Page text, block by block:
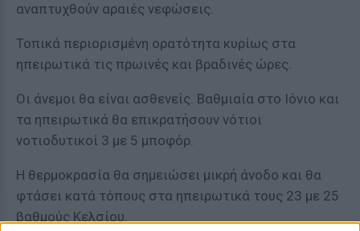
αναπτυχθούν αραιές νεφώσεις.
Τοπικά περιορισμένη ορατότητα κυρίως στα
ηπειρωτικά τις πρωινές και βραδινές ώρες.
Οι άνεμοι θα είναι ασθενείς. Βαθμιαία στο Ιόνιο και
τα ηπειρωτικά θα επικρατήσουν νότιοι
νοτιοδυτικοί 3 με 5 μποφόρ.
Η θερμοκρασία θα σημειώσει μικρή άνοδο και θα
φτάσει κατά τόπους στα ηπειρωτικά τους 23 με 25
βαθμούς Κελσίου.